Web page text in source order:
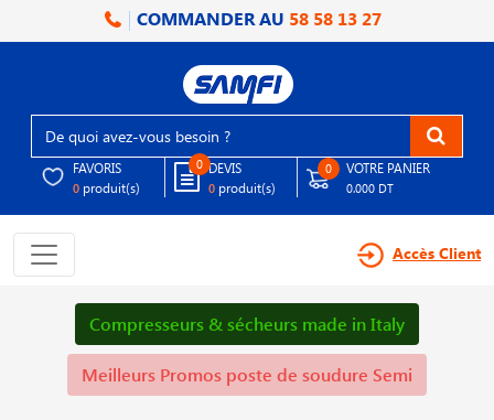
COMMANDER AU 58 58 13 27
FAVORIS
0 produit(s)
0 DEVIS
0 produit(s)
0 VOTRE PANIER
0.000 DT
Accès Client
Compresseurs & sécheurs made in Italy
Meilleurs Promos poste de soudure Semi